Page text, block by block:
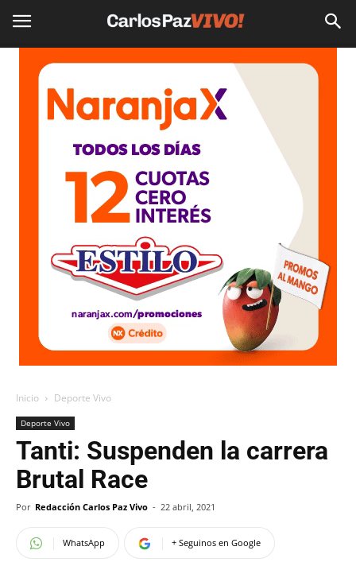
Inicio Deporte Vivo
Deporte Vivo
Tanti: Suspenden la carrera
Brutal Race
Por Redacción Carlos Paz Vivo - 22 abril, 2021
WhatsApp + Seguinos en Google